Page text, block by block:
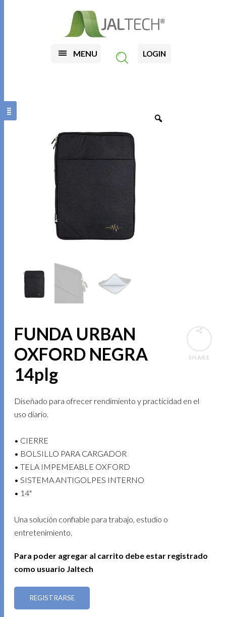
MENU LOGIN
SHARE
FUNDA URBAN
OXFORD NEGRA
14plg
Diseñado para ofrecer rendimiento y practicidad en el
uso diario.
• CIERRE
• BOLSILLO PARA CARGADOR
• TELA IMPEMEABLE OXFORD
• SISTEMA ANTIGOLPES INTERNO
• 14"
Una solución confiable para trabajo, estudio o
entretenimiento.
Para poder agregar al carrito debe estar registrado
como usuario Jaltech
REGISTRARSE